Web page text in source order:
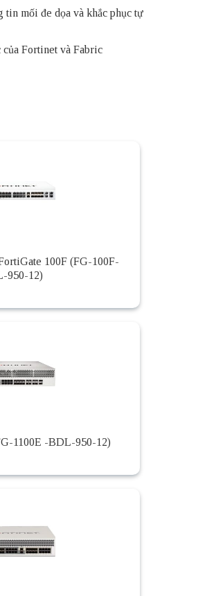
tin mối đe dọa và khắc phục tự
của Fortinet và Fabric
100F (FG-100F-
950-12)
1100E -BDL-950-12)